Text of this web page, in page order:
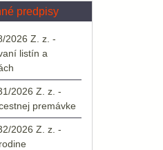
predpisy
2026 Z. z. -
listín a
2026 Z. z. -
premávke
2026 Z. z. -